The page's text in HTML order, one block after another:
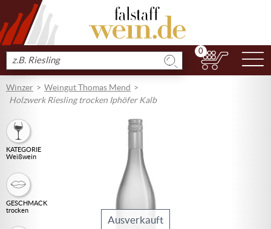
Produkt
suchen
0
Winzer
Weingut Thomas Mend
Holzwerk Riesling trocken Iphöfer Kalb
KATEGORIE
Weißwein
GESCHMACK
trocken
Ausverkauft